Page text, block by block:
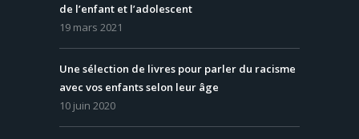
de l’enfant et l’adolescent
19 mars 2021
Une sélection de livres pour parler du racisme
avec vos enfants selon leur âge
10 juin 2020